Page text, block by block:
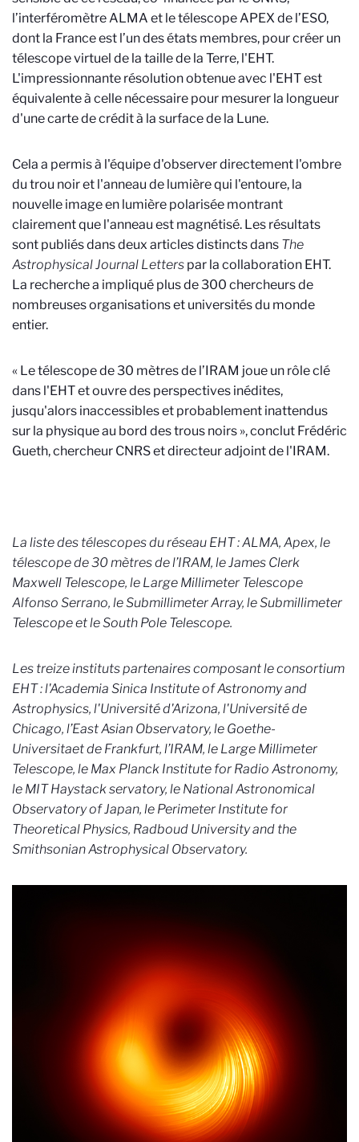
l’interféromètre ALMA et le télescope APEX de l’ESO,
dont la France est l’un des états membres, pour créer un
télescope virtuel de la taille de la Terre, l'EHT.
L'impressionnante résolution obtenue avec l'EHT est
équivalente à celle nécessaire pour mesurer la longueur
d'une carte de crédit à la surface de la Lune.
Cela a permis à l'équipe d'observer directement l'ombre
du trou noir et l'anneau de lumière qui l'entoure, la
nouvelle image en lumière polarisée montrant
clairement que l'anneau est magnétisé. Les résultats
sont publiés dans deux articles distincts dans The
Astrophysical Journal Letters par la collaboration EHT.
La recherche a impliqué plus de 300 chercheurs de
nombreuses organisations et universités du monde
entier.
« Le télescope de 30 mètres de l’IRAM joue un rôle clé
dans l'EHT et ouvre des perspectives inédites,
jusqu'alors inaccessibles et probablement inattendus
sur la physique au bord des trous noirs », conclut Frédéric
Gueth, chercheur CNRS et directeur adjoint de l'IRAM.
La liste des télescopes du réseau EHT : ALMA, Apex, le
télescope de 30 mètres de l’IRAM, le James Clerk
Maxwell Telescope, le Large Millimeter Telescope
Alfonso Serrano, le Submillimeter Array, le Submillimeter
Telescope et le South Pole Telescope.
Les treize instituts partenaires composant le consortium
EHT : l'Academia Sinica Institute of Astronomy and
Astrophysics, l'Université d'Arizona, l'Université de
Chicago, l’East Asian Observatory, le Goethe-
Universitaet de Frankfurt, l’IRAM, le Large Millimeter
Telescope, le Max Planck Institute for Radio Astronomy,
le MIT Haystack servatory, le National Astronomical
Observatory of Japan, le Perimeter Institute for
Theoretical Physics, Radboud University and the
Smithsonian Astrophysical Observatory.